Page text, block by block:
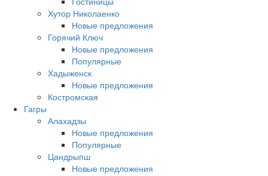
Хутор Николаенко
Новые предложения
Горячий Ключ
Новые предложения
Популярные
Хадыженск
Новые предложения
Костромская
Гагры
Алахадзы
Новые предложения
Популярные
Цандрыпш
Новые предложения